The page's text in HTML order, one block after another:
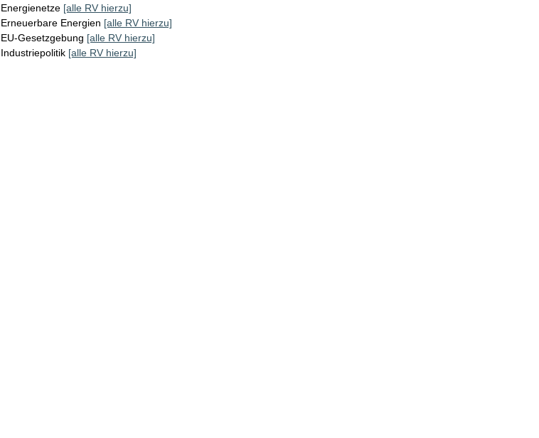
Energienetze [alle RV hierzu]
Erneuerbare Energien [alle RV hierzu]
EU-Gesetzgebung [alle RV hierzu]
Industriepolitik [alle RV hierzu]